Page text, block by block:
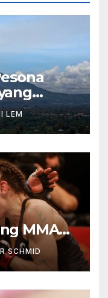
Alam
LEM
MMA
SCHMID